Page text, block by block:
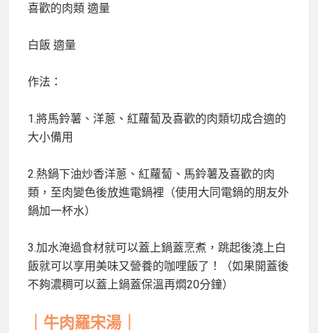
喜歡的肉類 適量
白飯 適量
作法：
1.將馬鈴薯、洋蔥、紅蘿蔔及喜歡的肉類切成合適的
大小備用
2.熱鍋下油炒香洋蔥、紅蘿蔔、馬鈴薯及喜歡的肉
類，至肉變色後放進電鍋裡（使用大同電鍋的朋友外
鍋加一杯水）
3.加水淹過食材就可以蓋上鍋蓋烹煮，跳起後澆上白
飯就可以享用美味又營養的咖哩飯了！（如果開蓋後
不夠濃稠可以蓋上鍋蓋保溫再燜20分鐘）
｜牛肉羅宋湯｜